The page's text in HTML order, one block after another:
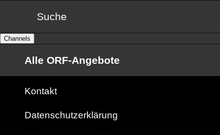
Suche
Channels
Alle ORF-Angebote
Kontakt
Datenschutzerklärung